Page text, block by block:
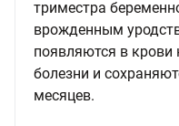
триместра
врожденным
появляются в крови
болезни и
месяцев.